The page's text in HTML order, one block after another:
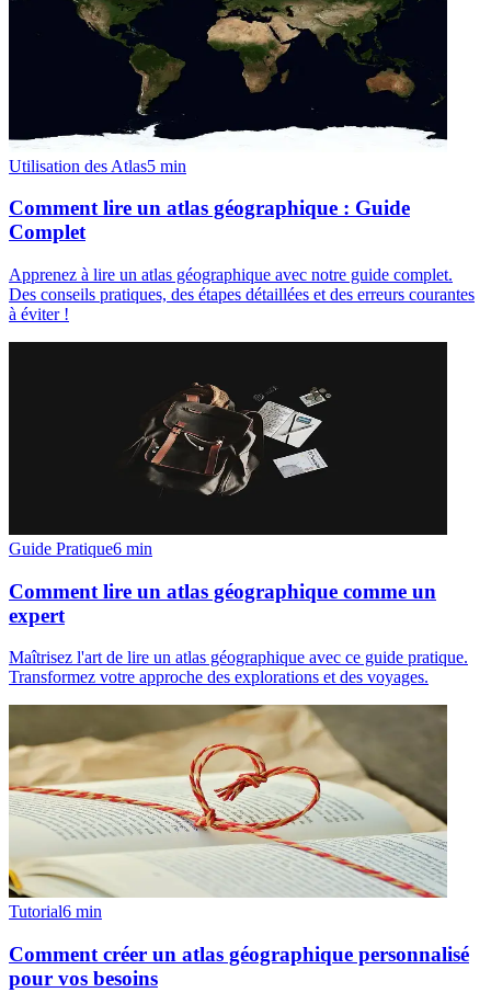
Utilisation des Atlas5 min
Comment lire un atlas géographique : Guide
Complet
Apprenez à lire un atlas géographique avec notre guide complet.
Des conseils pratiques, des étapes détaillées et des erreurs courantes
à éviter !
Guide Pratique6 min
Comment lire un atlas géographique comme un
expert
Maîtrisez l'art de lire un atlas géographique avec ce guide pratique.
Transformez votre approche des explorations et des voyages.
Tutorial6 min
Comment créer un atlas géographique personnalisé
pour vos besoins